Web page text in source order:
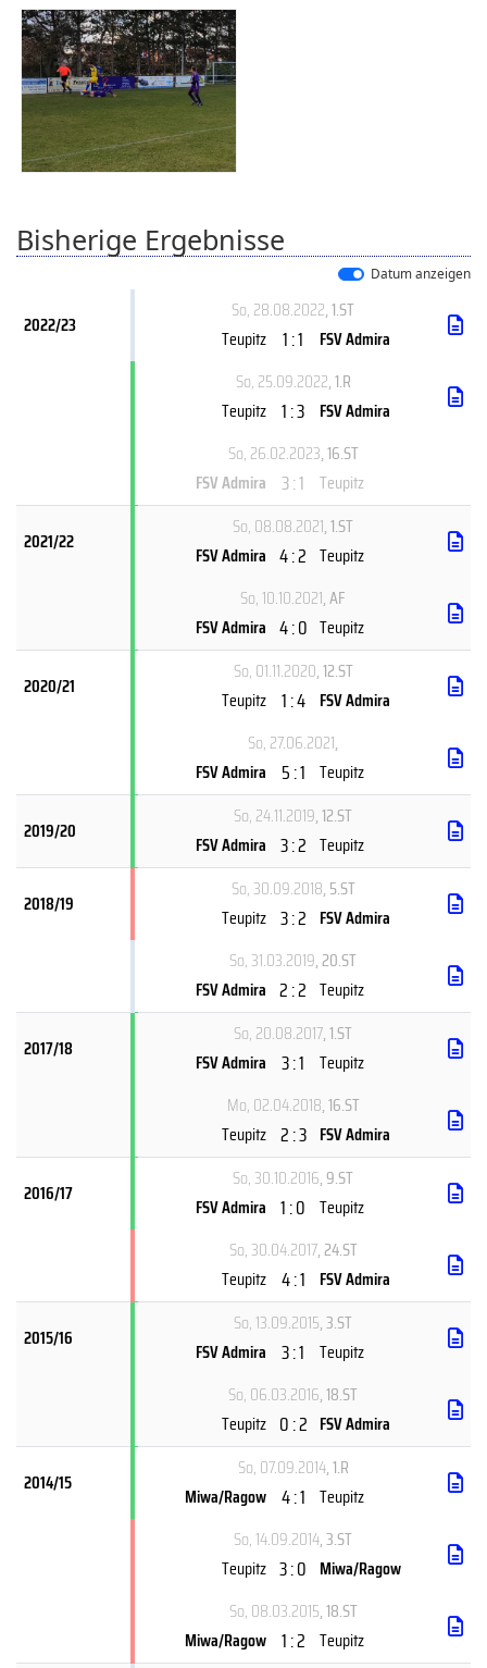
Bisherige Ergebnisse
Datum anzeigen
2022/23
So, 28.08.2022, 1.ST
Teupitz 1 : 1
FSV Admira
So, 25.09.2022, 1.R
Teupitz 1 : 3 FSV Admira
So, 26.02.2023, 16.ST
FSV Admira 3 : 1 Teupitz
2021/22
So, 08.08.2021, 1.ST
FSV Admira 4 : 2 Teupitz
So, 10.10.2021, AF
FSV Admira 4 : 0 Teupitz
2020/21
So, 01.11.2020, 12.ST
Teupitz 1 : 4 FSV Admira
So, 27.06.2021,
FSV Admira
5 : 1 Teupitz
2019/20
So, 24.11.2019, 12.ST
FSV Admira 3 : 2 Teupitz
2018/19
So, 30.09.2018, 5.ST
Teupitz 3 : 2 FSV Admira
So, 31.03.2019, 20.ST
FSV Admira 2 : 2 Teupitz
2017/18
So, 20.08.2017, 1.ST
FSV Admira 3 : 1 Teupitz
Mo, 02.04.2018, 16.ST
Teupitz 2 : 3 FSV Admira
2016/17
So, 30.10.2016, 9.ST
FSV Admira 1 : 0 Teupitz
So, 30.04.2017, 24.ST
Teupitz 4 : 1 FSV Admira
2015/16
So, 13.09.2015, 3.ST
FSV Admira 3 : 1 Teupitz
So, 06.03.2016, 18.ST
Teupitz 0 : 2 FSV Admira
2014/15
So, 07.09.2014, 1.R
Miwa/Ragow 4 : 1 Teupitz
So, 14.09.2014, 3.ST
Teupitz 3 : 0 Miwa/Ragow
So, 08.03.2015, 18.ST
Miwa/Ragow 1 : 2 Teupitz